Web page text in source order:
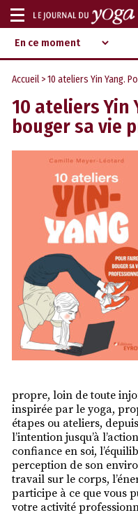
Aller
au
contenu
d‘information
indépendant
Afficher
ou
masquer
la
navigation
Accueil > 10 ateliers Yin Yang.
10 ateliers Yin
bouger sa vie
propre, loin de toute
inspirée par le yoga,
étapes ou ateliers,
l’intention jusqu’à
confiance en soi,
perception de son
travail sur le corps,
participe à ce que vous
votre activité